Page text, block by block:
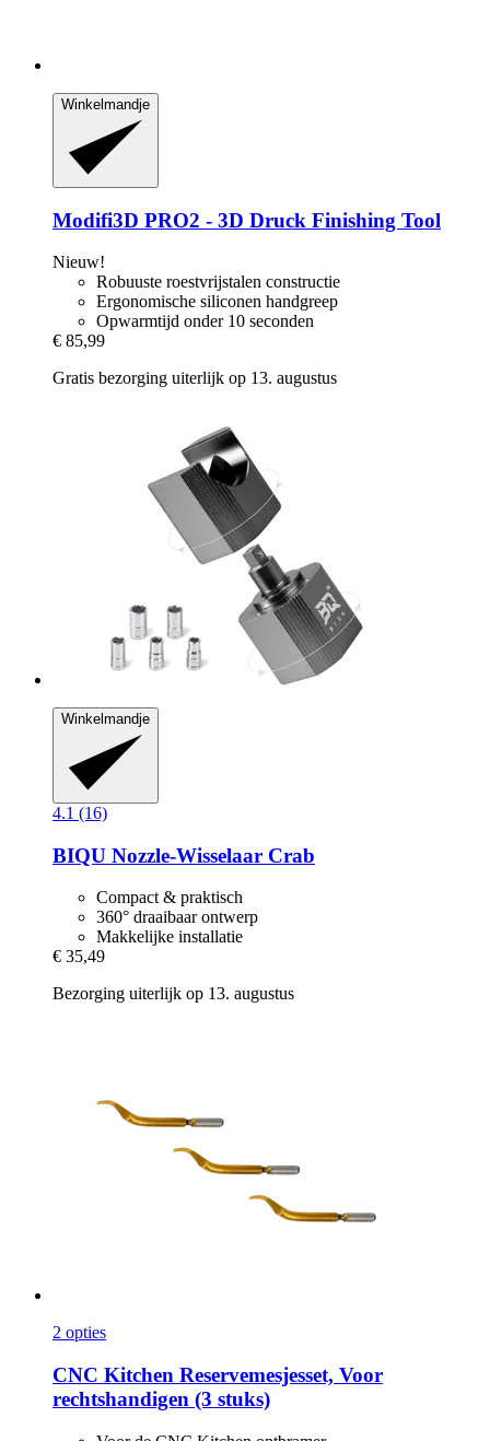
Winkelmandje
Modifi3D PRO2 -​ 3D Druck Finishing Tool
Nieuw!
Robuuste roestvrijstalen constructie
Ergonomische siliconen handgreep
Opwarmtijd onder 10 seconden
€ 85,99
Gratis bezorging uiterlijk op 13. augustus
Winkelmandje
4.1 (16)
BIQU Nozzle-​Wisselaar Crab
Compact & praktisch
360° draaibaar ontwerp
Makkelijke installatie
€ 35,49
Bezorging uiterlijk op 13. augustus
2 opties
CNC Kitchen Reservemesjesset, Voor
rechtshandigen (3 stuks)